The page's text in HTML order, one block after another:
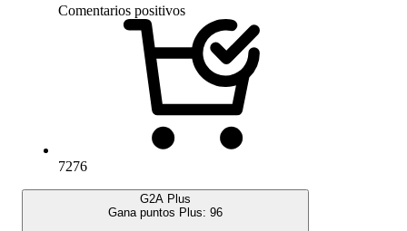
Comentarios positivos
7276
G2A Plus
Gana puntos Plus: 96